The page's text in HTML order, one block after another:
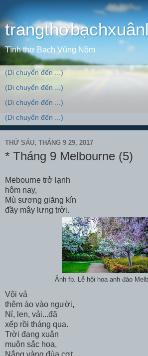
Tình thơ Bạch Vũng Nồm
THỨ SÁU, THÁNG 9 29, 2017
* Tháng 9 Melbourne (5)
Mebourne trở lạnh
hôm nay,
Mù sương giăng kín
đầy mây lưng trời.
Ảnh fb. Lễ hội hoa anh đào
Vội vả
thêm áo vào người,
Nỉ, len, vải...đã
xếp rồi tháng qua.
Trời đang xuân
muôn sắc hoa,
Nắng vàng đùa cợt